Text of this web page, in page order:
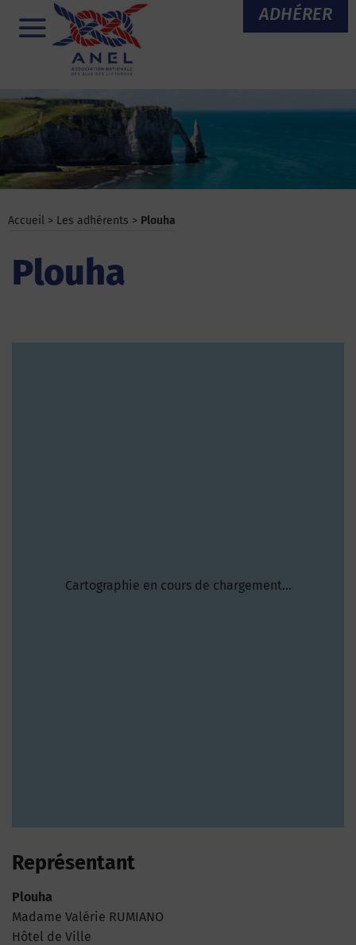
ADHÉRER
Menu
Accueil > Les adhérents > Plouha
Plouha
Cartographie en cours de chargement...
Représentant
Plouha
Madame Valérie RUMIANO
Hôtel de Ville